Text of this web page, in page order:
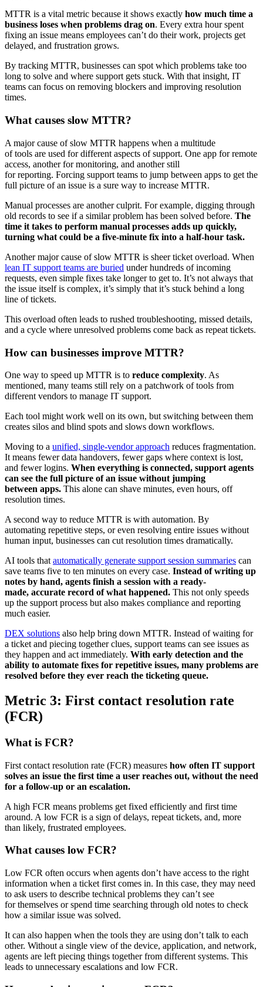
MTTR is a vital metric because it shows exactly how much time a
business loses when problems drag on. Every extra hour spent
fixing an issue means employees can’t do their work, projects get
delayed, and frustration grows.
By tracking MTTR, businesses can spot which problems take too
long to solve and where support gets stuck. With that insight, IT
teams can focus on removing blockers and improving resolution
times.
What causes slow MTTR?
A major cause of slow MTTR happens when a multitude
of tools are used for different aspects of support. One app for remote
access, another for monitoring, and another still
for reporting. Forcing support teams to jump between apps to get the
full picture of an issue is a sure way to increase MTTR.
Manual processes are another culprit. For example, digging through
old records to see if a similar problem has been solved before. The
time it takes to perform manual processes adds up quickly,
turning what could be a five-minute fix into a half-hour task.
Another major cause of slow MTTR is sheer ticket overload. When
lean IT support teams are buried under hundreds of incoming
requests, even simple fixes take longer to get to. It’s not always that
the issue itself is complex, it’s simply that it’s stuck behind a long
line of tickets.
This overload often leads to rushed troubleshooting, missed details,
and a cycle where unresolved problems come back as repeat tickets.
How can businesses improve MTTR?
One way to speed up MTTR is to reduce complexity. As
mentioned, many teams still rely on a patchwork of tools from
different vendors to manage IT support.
Each tool might work well on its own, but switching between them
creates silos and blind spots and slows down workflows.
Moving to a unified, single-vendor approach reduces fragmentation.
It means fewer data handovers, fewer gaps where context is lost,
and fewer logins. When everything is connected, support agents
can see the full picture of an issue without jumping
between apps. This alone can shave minutes, even hours, off
resolution times.
A second way to reduce MTTR is with automation. By
automating repetitive steps, or even resolving entire issues without
human input, businesses can cut resolution times dramatically.
AI tools that automatically generate support session summaries can
save teams five to ten minutes on every case. Instead of writing up
notes by hand, agents finish a session with a ready-
made, accurate record of what happened. This not only speeds
up the support process but also makes compliance and reporting
much easier.
DEX solutions also help bring down MTTR. Instead of waiting for
a ticket and piecing together clues, support teams can see issues as
they happen and act immediately. With early detection and the
ability to automate fixes for repetitive issues, many problems are
resolved before they ever reach the ticketing queue.
Metric 3: First contact resolution rate
(FCR)
What is FCR?
First contact resolution rate (FCR) measures how often IT support
solves an issue the first time a user reaches out, without the need
for a follow-up or an escalation.
A high FCR means problems get fixed efficiently and first time
around. A low FCR is a sign of delays, repeat tickets, and, more
than likely, frustrated employees.
What causes low FCR?
Low FCR often occurs when agents don’t have access to the right
information when a ticket first comes in. In this case, they may need
to ask users to describe technical problems they can’t see
for themselves or spend time searching through old notes to check
how a similar issue was solved.
It can also happen when the tools they are using don’t talk to each
other. Without a single view of the device, application, and network,
agents are left piecing things together from different systems. This
leads to unnecessary escalations and low FCR.